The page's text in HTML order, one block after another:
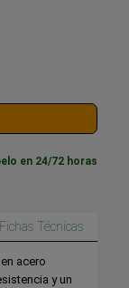
en 24/72 horas
Fichas Técnicas
en acero
y un